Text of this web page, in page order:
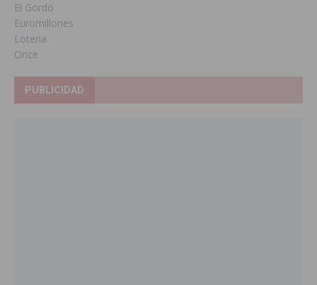
El Gordo
Euromillones
Loteria
Once
PUBLICIDAD